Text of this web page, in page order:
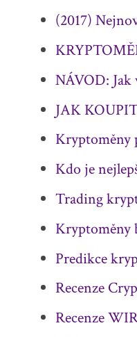
(2017)
NÁVOD:
JAK
Kryptoměny
Kdo je
Trading
Kryptoměny
Predikce
Recenze
Recenze